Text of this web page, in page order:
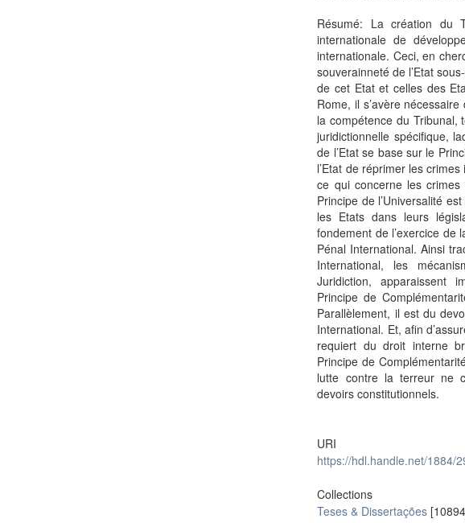
Résumé: La création du
internationale de
internationale. Ceci, en
souverainneté de l’Etat
de cet Etat et celles des
Rome, il s’avère
la compétence du Tribunal,
juridictionnelle spécifique,
de l’Etat se base sur le
l’Etat de réprimer les
ce qui concerne les
Principe de l’Universalité
les Etats dans leurs
fondement de l’exercice de
Pénal International. Ainsi
International, les
Juridiction, apparaissent
Principe de
Parallèlement, il est du
International. Et, afin
requiert du droit interne
Principe de
lutte contre la terreur ne
devoirs constitutionnels.
URI
https://hdl.handle.net/1884/
Collections
Teses & Dissertações